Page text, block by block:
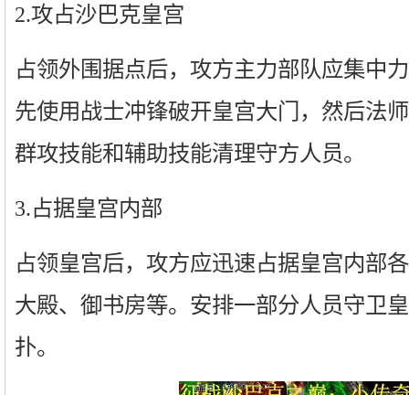
2.攻占沙巴克皇宫
占领外围据点后，攻方主力部队应集中
先使用战士冲锋破开皇宫大门，然后法
群攻技能和辅助技能清理守方人员。
3.占据皇宫内部
占领皇宫后，攻方应迅速占据皇宫内部
大殿、御书房等。安排一部分人员守卫
扑。